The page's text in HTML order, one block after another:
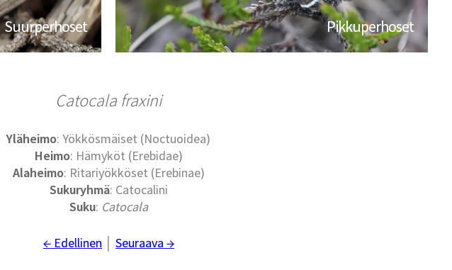
Suurperhoset Pikkuperhoset
Catocala fraxini
Yläheimo: Yökkösmäiset (Noctuoidea)
Heimo: Hämyköt (Erebidae)
Alaheimo: Ritariyökköset (Erebinae)
Sukuryhmä: Catocalini
Suku: Catocala
← Edellinen Seuraava →